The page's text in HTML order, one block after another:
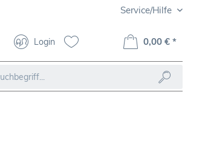
Service/Hilfe
Login 0,00 € *